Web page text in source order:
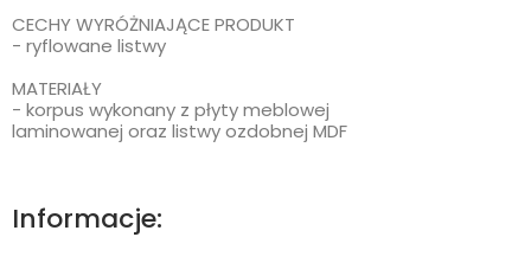
CECHY WYRÓŻNIAJĄCE PRODUKT
- ryflowane listwy
MATERIAŁY
- korpus wykonany z płyty meblowej
laminowanej oraz listwy ozdobnej MDF
Informacje: